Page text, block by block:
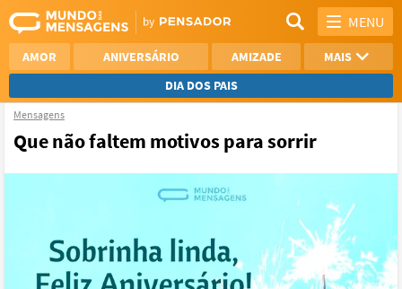
MENU
AMOR ANIVERSÁRIO AMIZADE
MAIS
DIA DOS PAIS
REFLEXÃO
AGRADECIMENTO
VER TODAS
Mensagens
Que não faltem motivos para sorrir